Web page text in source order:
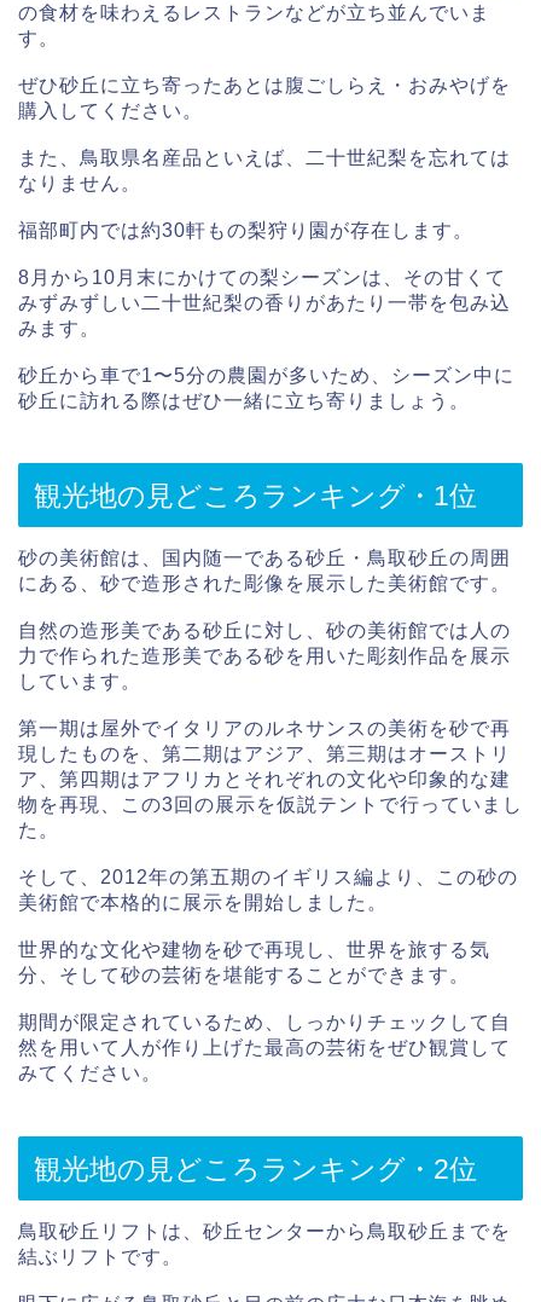
の食材を味わえるレストランなどが立ち並んでいま
す。
ぜひ砂丘に立ち寄ったあとは腹ごしらえ・おみやげを
購入してください。
また、鳥取県名産品といえば、二十世紀梨を忘れては
なりません。
福部町内では約30軒もの梨狩り園が存在します。
8月から10月末にかけての梨シーズンは、その甘くて
みずみずしい二十世紀梨の香りがあたり一帯を包み込
みます。
砂丘から車で1〜5分の農園が多いため、シーズン中に
砂丘に訪れる際はぜひ一緒に立ち寄りましょう。
観光地の見どころランキング・1位
砂の美術館は、国内随一である砂丘・鳥取砂丘の周囲
にある、砂で造形された彫像を展示した美術館です。
自然の造形美である砂丘に対し、砂の美術館では人の
力で作られた造形美である砂を用いた彫刻作品を展示
しています。
第一期は屋外でイタリアのルネサンスの美術を砂で再
現したものを、第二期はアジア、第三期はオーストリ
ア、第四期はアフリカとそれぞれの文化や印象的な建
物を再現、この3回の展示を仮説テントで行っていまし
た。
そして、2012年の第五期のイギリス編より、この砂の
美術館で本格的に展示を開始しました。
世界的な文化や建物を砂で再現し、世界を旅する気
分、そして砂の芸術を堪能することができます。
期間が限定されているため、しっかりチェックして自
然を用いて人が作り上げた最高の芸術をぜひ観賞して
みてください。
観光地の見どころランキング・2位
鳥取砂丘リフトは、砂丘センターから鳥取砂丘までを
結ぶリフトです。